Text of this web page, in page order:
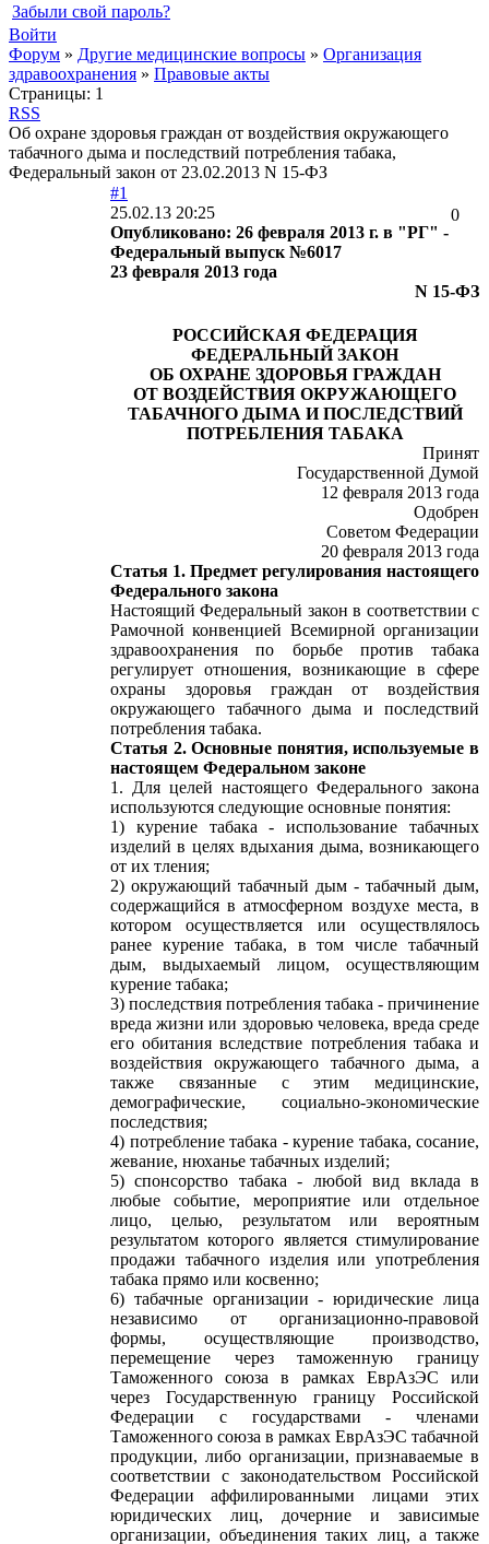
Забыли свой пароль?
Войти
Форум » Другие медицинские вопросы » Организация
здравоохранения » Правовые акты
Страницы: 1
RSS
Об охране здоровья граждан от воздействия окружающего
табачного дыма и последствий потребления табака,
Федеральный закон от 23.02.2013 N 15-ФЗ
#1
0
25.02.13 20:25
Опубликовано: 26 февраля 2013 г. в "РГ" -
Федеральный выпуск №6017
23 февраля 2013 года
N 15-ФЗ
РОССИЙСКАЯ ФЕДЕРАЦИЯ
ФЕДЕРАЛЬНЫЙ ЗАКОН
ОБ ОХРАНЕ ЗДОРОВЬЯ ГРАЖДАН
ОТ ВОЗДЕЙСТВИЯ ОКРУЖАЮЩЕГО
ТАБАЧНОГО ДЫМА И ПОСЛЕДСТВИЙ
ПОТРЕБЛЕНИЯ ТАБАКА
Принят
Государственной Думой
12 февраля 2013 года
Одобрен
Советом Федерации
20 февраля 2013 года
Статья 1. Предмет регулирования настоящего
Федерального закона
Настоящий Федеральный закон в соответствии с
Рамочной конвенцией Всемирной организации
здравоохранения по борьбе против табака
регулирует отношения, возникающие в сфере
охраны здоровья граждан от воздействия
окружающего табачного дыма и последствий
потребления табака.
Статья 2. Основные понятия, используемые в
настоящем Федеральном законе
1. Для целей настоящего Федерального закона
используются следующие основные понятия:
1) курение табака - использование табачных
изделий в целях вдыхания дыма, возникающего
от их тления;
2) окружающий табачный дым - табачный дым,
содержащийся в атмосферном воздухе места, в
котором осуществляется или осуществлялось
ранее курение табака, в том числе табачный
дым, выдыхаемый лицом, осуществляющим
курение табака;
3) последствия потребления табака - причинение
вреда жизни или здоровью человека, вреда среде
его обитания вследствие потребления табака и
воздействия окружающего табачного дыма, а
также связанные с этим медицинские,
демографические, социально-экономические
последствия;
4) потребление табака - курение табака, сосание,
жевание, нюханье табачных изделий;
5) спонсорство табака - любой вид вклада в
любые событие, мероприятие или отдельное
лицо, целью, результатом или вероятным
результатом которого является стимулирование
продажи табачного изделия или употребления
табака прямо или косвенно;
6) табачные организации - юридические лица
независимо от организационно-правовой
формы, осуществляющие производство,
перемещение через таможенную границу
Таможенного союза в рамках ЕврАзЭС или
через Государственную границу Российской
Федерации с государствами - членами
Таможенного союза в рамках ЕврАзЭС табачной
продукции, либо организации, признаваемые в
соответствии с законодательством Российской
Федерации аффилированными лицами этих
юридических лиц, дочерние и зависимые
организации, объединения таких лиц, а также